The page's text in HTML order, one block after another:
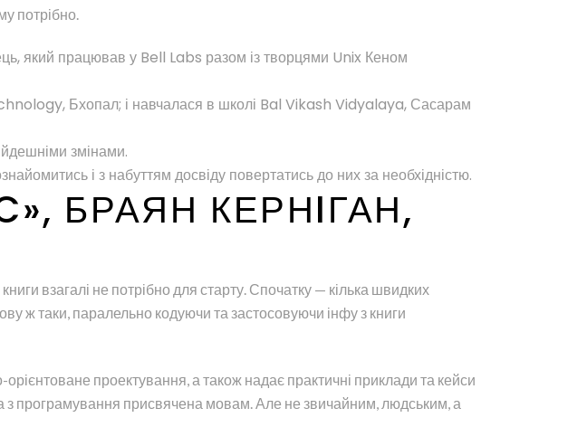
потрібно.
який працював у Bell Labs разом із творцями Unix Кеном
Бхопал; і навчалася в школі Bal Vikash Vidyalaya, Сасарам
змінами.
і з набуттям досвіду повертатись до них за необхідністю.
БРАЯН КЕРНIГАН,
взагалі не потрібно для старту. Спочатку — кілька швидких
ж таки, паралельно кодуючи та застосовуючи інфу з книги
проектування, а також надає практичні приклади та кейси
з програмування присвячена мовам. Але не звичайним, людським, а